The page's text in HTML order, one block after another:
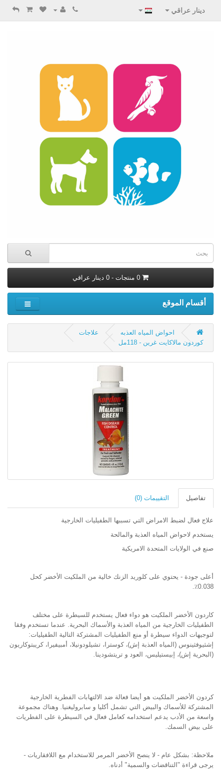
دينار عراقي
0 منتجات - 0 دينار عراقي
أقسام الموقع
احواض المياه العذبه
علاجات
كوردون مالاكايت غرين - 118مل
تفاصيل التقييمات (0)
علاج فعال لضبط الامراض التي تسببها الطفيليات الخارجية
يستخدم لاحواض المياه العذبة والمالحة
صنع في الولايات المتحدة الامريكية
أعلى جودة - يحتوي على كلوريد الزنك خالية من الملكيت الأخضر كحل
0.038٪.
كاردون الأخضر الملكيت هو دواء فعال يستخدم للسيطرة على مختلف
الطفيليات الخارجية من المياه العذبة والأسماك البحرية. عندما تستخدم وفقا
لتوجيهات الدواء سيطرة أو منع الطفيليات المشتركة التالية الطفيليات:
إشثيوفثينوس (المياه العذبة إش)، كوسترا، تشيلودونيلا، أمبيفيرا، كريبتوكاريون
(البحرية إش)، إبيستيليس، العود و تريتشودينا.
كردون الأخضر الملكيت هو أيضا فعالة ضد الالتهابات الفطرية الخارجية
المشتركة للأسماك والبيض التي تشمل أكليا و سابروليغنيا. وهناك مجموعة
واسعة من الأدب يدعم استخدامه كعامل فعال في السيطرة على الفطريات
على بيض السمك.
ملاحظة: بشكل عام - لا ينصح الأخضر المرمر للاستخدام مع اللافقاريات -
يرجى قراءة "التناقضات والسمية" أدناه.